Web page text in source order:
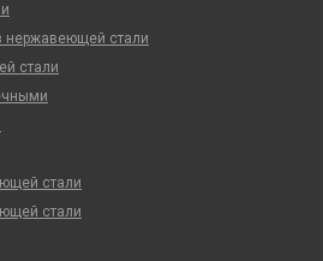
нержавеющей стали
стали
стали
стали